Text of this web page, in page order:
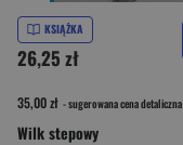
KSIĄŻKA
26,25 zł
35,00 zł - sugerowana cena detaliczna
Wilk stepowy